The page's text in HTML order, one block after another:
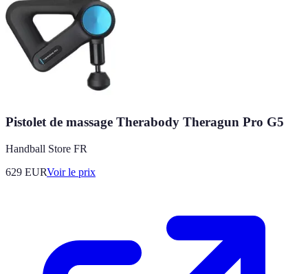
Pistolet de massage Therabody Theragun Pro G5
Handball Store FR
629 EURVoir le prix